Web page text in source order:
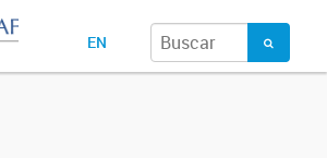
EN